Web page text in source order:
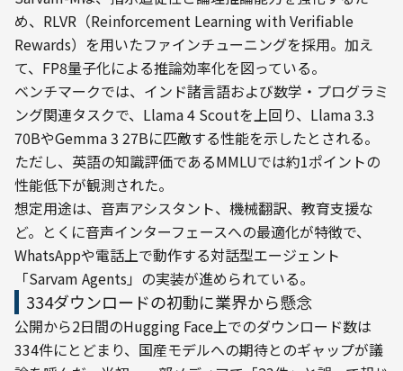
め、RLVR（Reinforcement Learning with Verifiable
Rewards）を用いたファインチューニングを採用。加え
て、FP8量子化による推論効率化を図っている。
ベンチマークでは、インド諸言語および数学・プログラミ
ング関連タスクで、Llama 4 Scoutを上回り、Llama 3.3
70BやGemma 3 27Bに匹敵する性能を示したとされる。
ただし、英語の知識評価であるMMLUでは約1ポイントの
性能低下が観測された。
想定用途は、音声アシスタント、機械翻訳、教育支援な
ど。とくに音声インターフェースへの最適化が特徴で、
WhatsAppや電話上で動作する対話型エージェント
「Sarvam Agents」の実装が進められている。
334ダウンロードの初動に業界から懸念
公開から2日間のHugging Face上でのダウンロード数は
334件にとどまり、国産モデルへの期待とのギャップが議